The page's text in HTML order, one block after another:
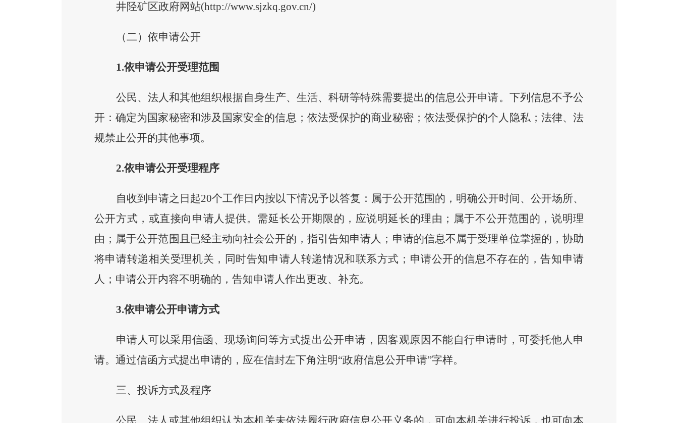
井陉矿区政府网站(http://www.sjzkq.gov.cn/)
（二）依申请公开
1.依申请公开受理范围
公民、法人和其他组织根据自身生产、生活、科研等特殊需要提出的信息公开申请。下列信息不予公
开：确定为国家秘密和涉及国家安全的信息；依法受保护的商业秘密；依法受保护的个人隐私；法律、法
规禁止公开的其他事项。
2.依申请公开受理程序
自收到申请之日起20个工作日内按以下情况予以答复：属于公开范围的，明确公开时间、公开场所、
公开方式，或直接向申请人提供。需延长公开期限的，应说明延长的理由；属于不公开范围的，说明理
由；属于公开范围且已经主动向社会公开的，指引告知申请人；申请的信息不属于受理单位掌握的，协助
将申请转递相关受理机关，同时告知申请人转递情况和联系方式；申请公开的信息不存在的，告知申请
人；申请公开内容不明确的，告知申请人作出更改、补充。
3.依申请公开申请方式
申请人可以采用信函、现场询问等方式提出公开申请，因客观原因不能自行申请时，可委托他人申
请。通过信函方式提出申请的，应在信封左下角注明“政府信息公开申请”字样。
三、投诉方式及程序
公民、法人或其他组织认为本机关未依法履行政府信息公开义务的，可向本机关进行投诉，也可向本